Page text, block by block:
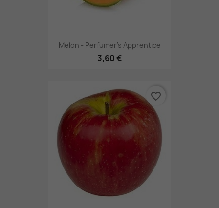
Melon - Perfumer's Apprentice
3,60 €
favorite_border